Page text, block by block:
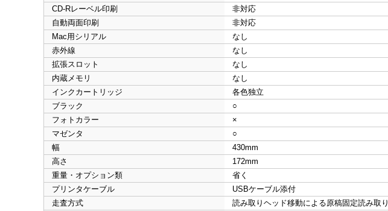
CD-Rレーベル印刷
非対応
自動両面印刷
非対応
Mac用シリアル
なし
赤外線
なし
拡張スロット
なし
内蔵メモリ
なし
インクカートリッジ
各色独立
ブラック
○
フォトカラー
×
マゼンタ
○
幅
430mm
高さ
172mm
重量・オプション類
省く
プリンタケーブル
USBケーブル添付
走査方式
読み取りヘッド移動による原稿固定読み取り